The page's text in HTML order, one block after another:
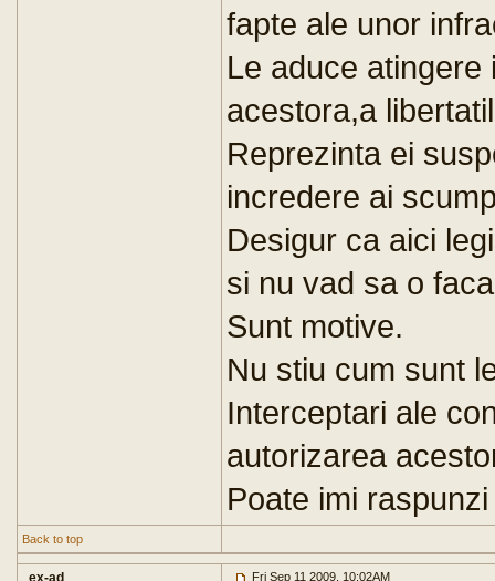
fapte ale unor
Le aduce atingere
acestora,a
Reprezinta ei
incredere ai
Desigur ca aici
si nu vad sa o
Sunt motive.
Nu stiu cum sunt
Interceptari ale
autorizarea
Poate imi
Back to top
ex-ad Fri Sep 11 2009, 10:02AM